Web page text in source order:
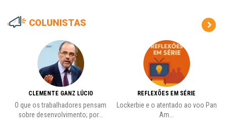
COLUNISTAS
CLEMENTE GANZ LÚCIO
O que os trabalhadores pensam
sobre desenvolvimento; por...
REFLEXÕES EM SÉRIE
Lockerbie e o atentado ao voo Pan
Am...